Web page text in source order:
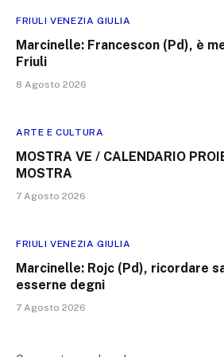
FRIULI VENEZIA GIULIA
Marcinelle: Francescon (Pd), è
Friuli
8 Agosto 2026
ARTE E CULTURA
MOSTRA VE / CALENDARIO
MOSTRA
7 Agosto 2026
FRIULI VENEZIA GIULIA
Marcinelle: Rojc (Pd), ricordare
esserne degni
7 Agosto 2026